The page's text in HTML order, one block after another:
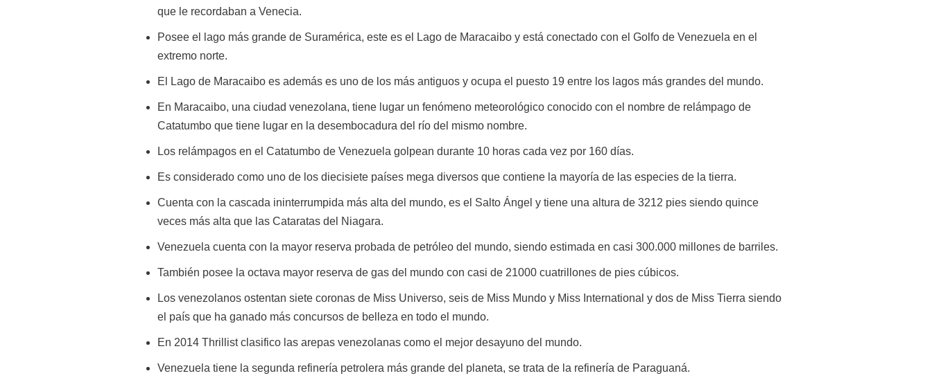
que le recordaban a Venecia.
Posee el lago más grande de Suramérica, este es el Lago de Maracaibo y está conectado con el Golfo de Venezuela en el
extremo norte.
El Lago de Maracaibo es además es uno de los más antiguos y ocupa el puesto 19 entre los lagos más grandes del mundo.
En Maracaibo, una ciudad venezolana, tiene lugar un fenómeno meteorológico conocido con el nombre de relámpago de
Catatumbo que tiene lugar en la desembocadura del río del mismo nombre.
Los relámpagos en el Catatumbo de Venezuela golpean durante 10 horas cada vez por 160 días.
Es considerado como uno de los diecisiete países mega diversos que contiene la mayoría de las especies de la tierra.
Cuenta con la cascada ininterrumpida más alta del mundo, es el Salto Ángel y tiene una altura de 3212 pies siendo quince
veces más alta que las Cataratas del Niagara.
Venezuela cuenta con la mayor reserva probada de petróleo del mundo, siendo estimada en casi 300.000 millones de barriles.
También posee la octava mayor reserva de gas del mundo con casi de 21000 cuatrillones de pies cúbicos.
Los venezolanos ostentan siete coronas de Miss Universo, seis de Miss Mundo y Miss International y dos de Miss Tierra siendo
el país que ha ganado más concursos de belleza en todo el mundo.
En 2014 Thrillist clasifico las arepas venezolanas como el mejor desayuno del mundo.
Venezuela tiene la segunda refinería petrolera más grande del planeta, se trata de la refinería de Paraguaná.